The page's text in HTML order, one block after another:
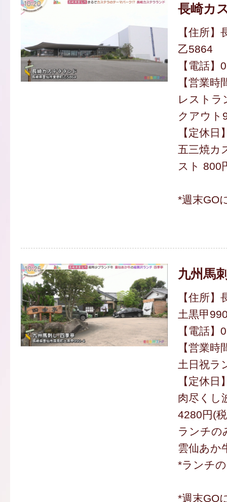
長崎カ
【住所
乙5864
【電話
【営業
レストラ
クアウト
【定休日
五三焼カ
スト 800
*週末GO
九州馬
【住所
土黒甲
【電話
【営業
土日祝ラ
【定休日
肉尽くし
4280円(
ランチの
雲仙あか
*ランチ
*週末GO